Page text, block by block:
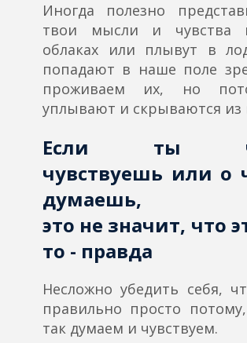
Иногда полезно
твои мысли и чувства
облаках или плывут в
попадают в наше поле
проживаем их, но
уплывают и скрываются из
Если ты
чувствуешь или о
думаешь,
это не значит, что
то - правда
Несложно убедить себя,
правильно просто
так думаем и чувствуем.